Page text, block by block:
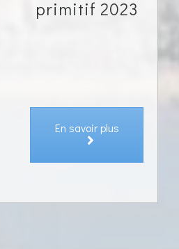
primitif 2023
En savoir plus